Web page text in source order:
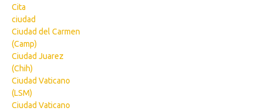
Cita
ciudad
Ciudad del Carmen
(Camp)
Ciudad Juarez
(Chih)
Ciudad Vaticano
(LSM)
Ciudad Vaticano